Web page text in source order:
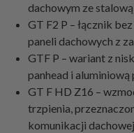
dachowym ze
GT F2 P – łącznik
paneli dachowych z
GTF P – wariant z
panhead i
GT F HD Z16 –
trzpienia,
komunikacji